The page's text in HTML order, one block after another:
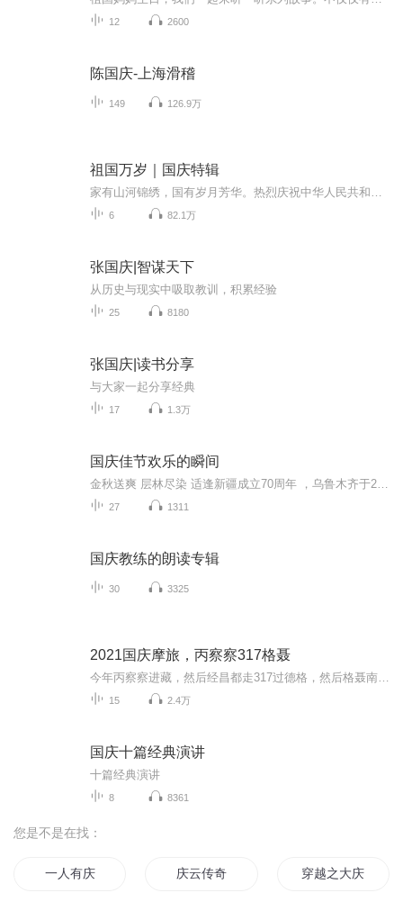
12 2600
陈国庆-上海滑稽
149 126.9万
祖国万岁｜国庆特辑
6 82.1万
张国庆|智谋天下
从历史与现实中吸取教训，积累经验
25 8180
张国庆|读书分享
与大家一起分享经典
17 1.3万
国庆佳节欢乐的瞬间
27 1311
国庆教练的朗读专辑
30 3325
2021国庆摩旅，丙察察317格聂
15 2.4万
国庆十篇经典演讲
十篇经典演讲
8 8361
您是不是在找：
一人有庆 庆云传奇 穿越之大庆帝国